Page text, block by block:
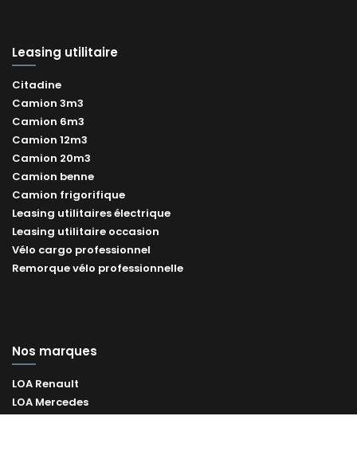
Leasing utilitaire
Citadine
Camion 3m3
Camion 6m3
Camion 12m3
Camion 20m3
Camion benne
Camion frigorifique
Leasing utilitaires électrique
Leasing utilitaire occasion
Vélo cargo professionnel
Remorque vélo professionnelle
Nos marques
LOA Renault
LOA Mercedes